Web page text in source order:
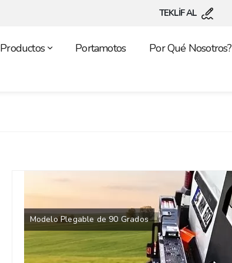
TEKLİF AL
Productos Portamotos Por Qué Nosotros?
Modelo Plegable de 90 Grados